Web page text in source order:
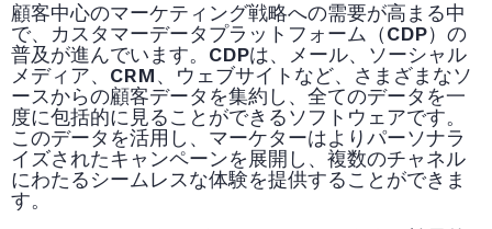
顧客中心のマーケティング戦略への需要が高まる中
で、カスタマーデータプラットフォーム（CDP）の
普及が進んでいます。CDPは、メール、ソーシャル
メディア、CRM、ウェブサイトなど、さまざまなソ
ースからの顧客データを集約し、全てのデータを一
度に包括的に見ることができるソフトウェアです。
このデータを活用し、マーケターはよりパーソナラ
イズされたキャンペーンを展開し、複数のチャネル
にわたるシームレスな体験を提供することができま
す。